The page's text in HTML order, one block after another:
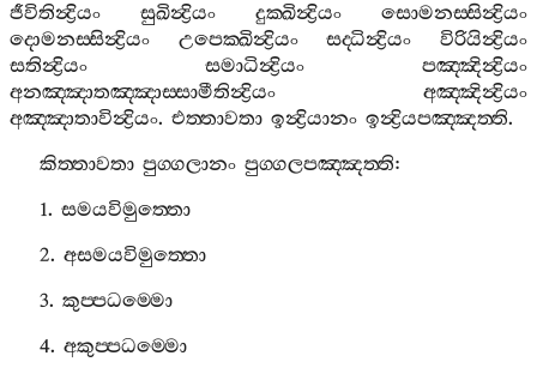
ජීවිතින්‍ද්‍රියං
සුඛින්‍ද්‍රියං දුක‍්ඛින්‍ද්‍රියං
සොමනස‍්සින්‍ද්‍රියං
දොමනස‍්සින්‍ද්‍රියං
උපෙක‍්ඛින්‍ද්‍රියං සද‍්ධින්‍ද්‍රියං
විරියින්‍ද්‍රියං
සතින්‍ද්‍රියං
සමාධින්‍ද්‍රියං
පඤ‍්ඤින්‍ද්‍රියං
අනඤ‍්ඤාතඤ‍්ඤාස‍්සාමීතින්‍ද්‍රියං
අඤ‍්ඤින්‍ද්‍රියං
අඤ‍්ඤාතාවින්‍ද්‍රියං. එත‍්තාවතා ඉන්‍ද්‍රියානං ඉන්‍ද්‍රියපඤ‍්ඤත‍්ති.
කිත‍්තාවතා පුග‍්ගලානං පුග‍්ගලපඤ‍්ඤත‍්ති:
1. සමයවිමුත‍්තො
2. අසමයවිමුත‍්තො
3. කුප‍්පධම‍්මො
4. අකුප‍්පධම‍්මො